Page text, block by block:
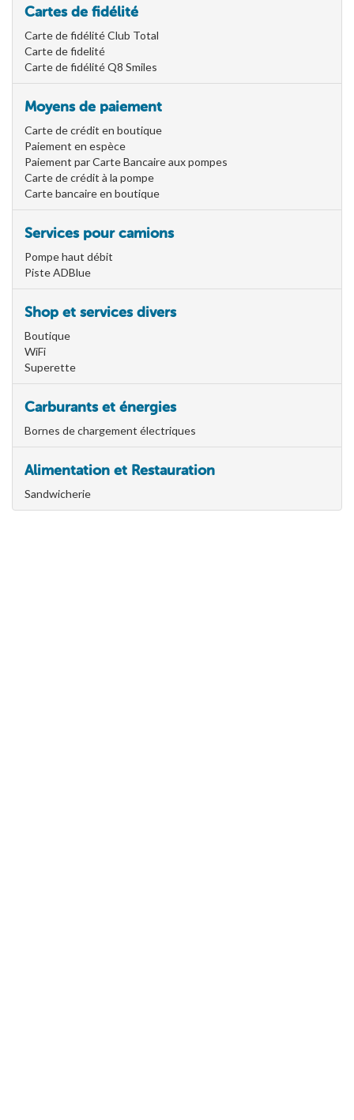
Cartes de fidélité
Carte de fidélité Club Total
Carte de fidelité
Carte de fidélité Q8 Smiles
Moyens de paiement
Carte de crédit en boutique
Paiement en espèce
Paiement par Carte Bancaire aux pompes
Carte de crédit à la pompe
Carte bancaire en boutique
Services pour camions
Pompe haut débit
Piste ADBlue
Shop et services divers
Boutique
WiFi
Superette
Carburants et énergies
Bornes de chargement électriques
Alimentation et Restauration
Sandwicherie